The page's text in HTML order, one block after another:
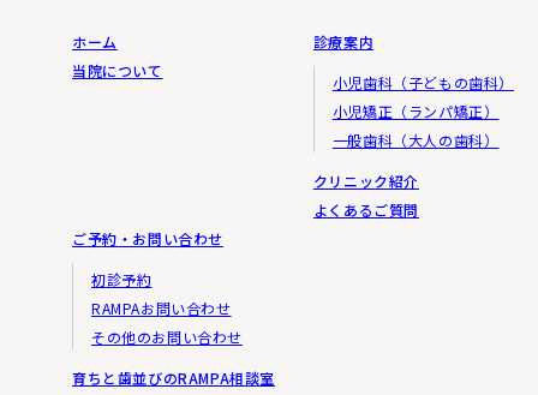
ホーム
当院について
診療案内
小児歯科（子どもの歯科）
小児矯正（ランパ矯正）
一般歯科（大人の歯科）
クリニック紹介
よくあるご質問
ご予約・お問い合わせ
初診予約
RAMPAお問い合わせ
その他のお問い合わせ
育ちと歯並びのRAMPA相談室